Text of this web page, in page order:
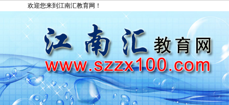
欢迎您来到江南汇教育网！